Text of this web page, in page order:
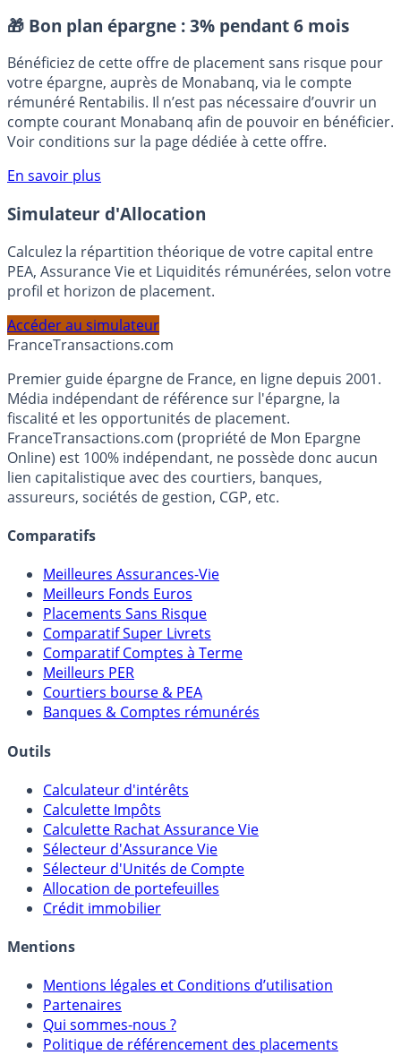
Placement sans risque
🎁 Bon plan épargne : 3% pendant 6 mois
Bénéficiez de cette offre de placement sans risque pour
votre épargne, auprès de Monabanq, via le compte
rémunéré Rentabilis. Il n’est pas nécessaire d’ouvrir un
Voir conditions sur la page dédiée à cette offre.
En savoir plus
Simulateur d'Allocation
Calculez la répartition théorique de votre capital entre
profil et horizon de placement.
FranceTransactions.com
Premier guide épargne de France, en ligne depuis 2001.
Média indépendant de référence sur l'épargne, la
fiscalité et les opportunités de placement.
FranceTransactions.com (propriété de Mon Epargne
Online) est 100% indépendant, ne possède donc aucun
assureurs, sociétés de gestion, CGP, etc.
Comparatifs
Meilleures Assurances-Vie
Meilleurs Fonds Euros
Placements Sans Risque
Comparatif Super Livrets
Comparatif Comptes à Terme
Meilleurs PER
Banques & Comptes rémunérés
Outils
Calculateur d'intérêts
Calculette Impôts
Calculette Rachat Assurance Vie
Sélecteur d'Assurance Vie
Sélecteur d'Unités de Compte
Crédit immobilier
Mentions
Mentions légales et Conditions d’utilisation
Partenaires